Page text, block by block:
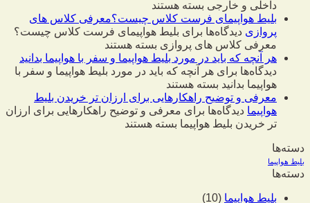
داخلی و خارجی بسته هستند
بلیط هواپیمای فرست کلاس چیست؟معرفی کلاس های
پروازی دیدگاه‌ها برای بلیط هواپیمای فرست کلاس چیست؟
معرفی کلاس های پروازی بسته هستند
هر آنچه که باید در مورد بلیط هواپیما و سفر با هواپیما بدانید
دیدگاه‌ها برای هر آنچه که باید در مورد بلیط هواپیما و سفر با
هواپیما بدانید بسته هستند
معرفی و توضیح راهکارهایی برای ارزان تر خریدن بلیط
هواپیما دیدگاه‌ها برای معرفی و توضیح راهکارهایی برای ارزان
تر خریدن بلیط هواپیما بسته هستند
دسته‌ها
بلیط هواپیما
دسته‌ها
بلیط هواپیما (10)